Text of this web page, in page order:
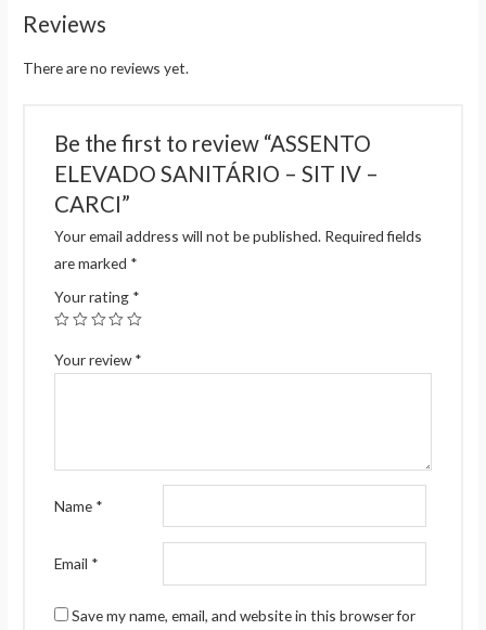
Reviews
There are no reviews yet.
Be the first to review “ASSENTO
ELEVADO SANITÁRIO – SIT IV –
CARCI”
Your email address will not be published. Required fields
are marked *
Your rating *
Your review*
Name *
Email *
Save my name, email, and website in this browser for